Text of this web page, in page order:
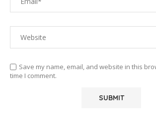
Save my name, email, and website in this
time I comment.